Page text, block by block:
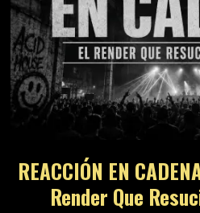
REACCIÓN EN
Render Que